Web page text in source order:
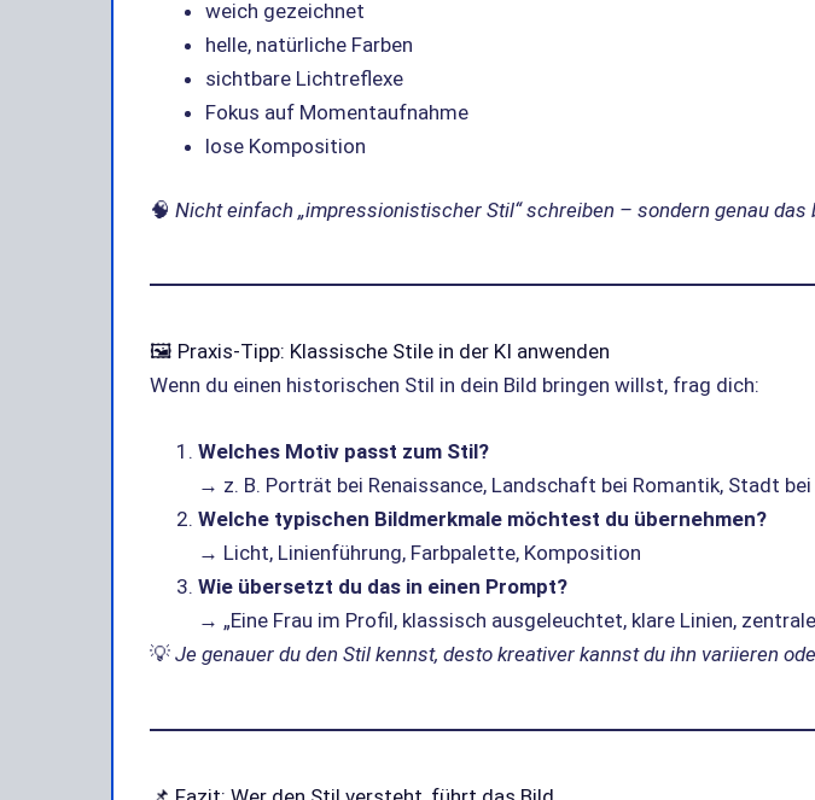
weich gezeichnet
helle, natürliche Farben
sichtbare Lichtreflexe
Fokus auf Momentaufnahme
lose Komposition
🧠 Nicht einfach „impressionistischer Stil“ schreiben – sondern genau
🖼️ Praxis-Tipp: Klassische Stile in der KI anwenden
Wenn du einen historischen Stil in dein Bild bringen willst, frag dich:
Welches Motiv passt zum Stil?
→ z. B. Porträt bei Renaissance, Landschaft bei Romantik, Stadt
Welche typischen Bildmerkmale möchtest du übernehmen?
→ Licht, Linienführung, Farbpalette, Komposition
Wie übersetzt du das in einen Prompt?
→ „Eine Frau im Profil, klassisch ausgeleuchtet, klare Linien,
💡 Je genauer du den Stil kennst, desto kreativer kannst du ihn variieren